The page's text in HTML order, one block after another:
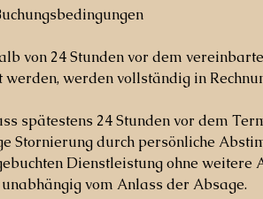
von 24 Stunden vor dem
werden vollständig in
spätestens 24 Stunden vor dem
Stornierung durch persönliche
Dienstleistung ohne weitere
vom Anlass der Absage.